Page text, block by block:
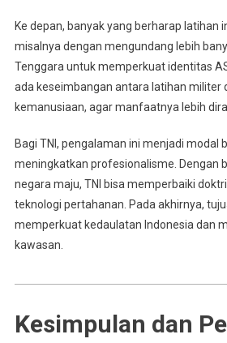
Ke depan, banyak yang berharap latihan
misalnya dengan mengundang lebih
Tenggara untuk memperkuat identitas
ada keseimbangan antara latihan militer
kemanusiaan, agar manfaatnya lebih
Bagi TNI, pengalaman ini menjadi modal
meningkatkan profesionalisme. Dengan
negara maju, TNI bisa memperbaiki
teknologi pertahanan. Pada akhirnya,
memperkuat kedaulatan Indonesia dan
kawasan.
Kesimpulan dan